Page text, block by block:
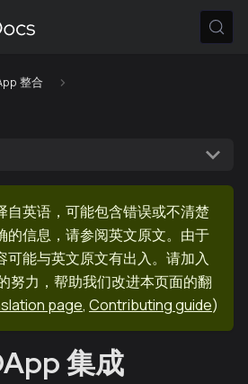
整合
自英语，可能包含错误或不清楚
的信息，请参阅英文原文。由于
可能与英文原文有出入。请加入
努力，帮助我们改进本页面的翻
page, Contributing guide)
集成